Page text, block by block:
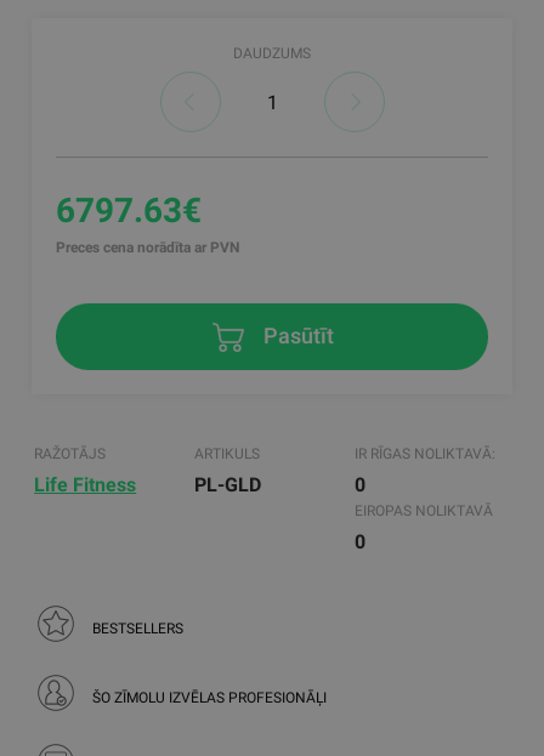
DAUDZUMS
6797.63€
Preces cena norādīta ar PVN
Pasūtīt
RAŽOTĀJS
Life Fitness
ARTIKULS
PL-GLD
IR RĪGAS NOLIKTAVĀ:
0
EIROPAS NOLIKTAVĀ
0
BESTSELLERS
ŠO ZĪMOLU IZVĒLAS PROFESIONĀĻI